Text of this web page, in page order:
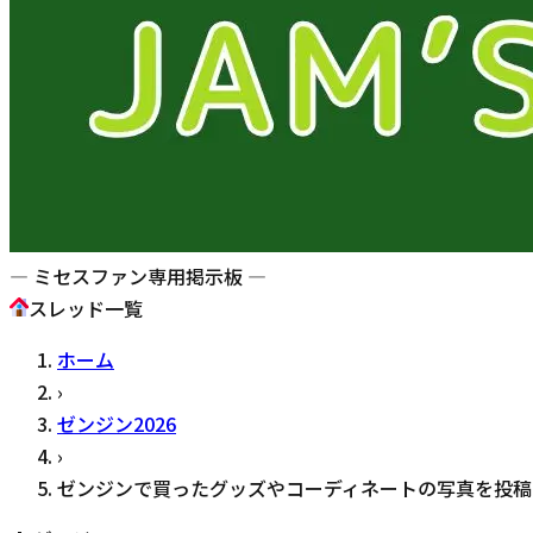
— ミセスファン専用掲示板 —
スレッド一覧
ホーム
›
ゼンジン2026
›
ゼンジンで買ったグッズやコーディネートの写真を投